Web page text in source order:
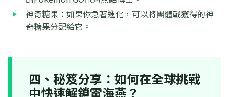
神奇糖果：如果你急著進化，可以將團體戰獲得的神
奇糖果分配給它。
四、秘笈分享：如何在全球挑戰
中快速解鎖電海燕？